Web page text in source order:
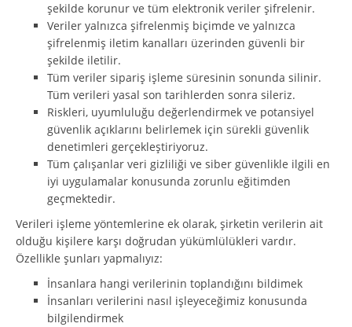
şekilde korunur ve tüm elektronik veriler şifrelenir.
Veriler yalnızca şifrelenmiş biçimde ve yalnızca
şifrelenmiş iletim kanalları üzerinden güvenli bir
şekilde iletilir.
Tüm veriler sipariş işleme süresinin sonunda silinir.
Tüm verileri yasal son tarihlerden sonra sileriz.
Riskleri, uyumluluğu değerlendirmek ve potansiyel
güvenlik açıklarını belirlemek için sürekli güvenlik
denetimleri gerçekleştiriyoruz.
Tüm çalışanlar veri gizliliği ve siber güvenlikle ilgili en
iyi uygulamalar konusunda zorunlu eğitimden
geçmektedir.
Verileri işleme yöntemlerine ek olarak, şirketin verilerin ait
olduğu kişilere karşı doğrudan yükümlülükleri vardır.
Özellikle şunları yapmalıyız:
İnsanlara hangi verilerinin toplandığını bildimek
İnsanları verilerini nasıl işleyeceğimiz konusunda
bilgilendirmek